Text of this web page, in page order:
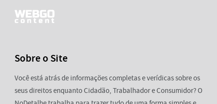
Sobre o Site
Você está atrás de informações completas e verídicas sobre os
seus direitos enquanto Cidadão, Trabalhador e Consumidor? O